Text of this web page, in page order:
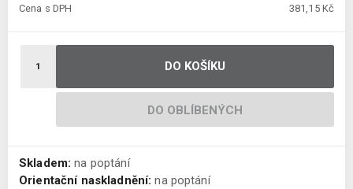
Cena s DPH 381,15 Kč
DO KOŠÍKU
DO OBLÍBENÝCH
Skladem: na poptání
Orientační naskladnění: na poptání